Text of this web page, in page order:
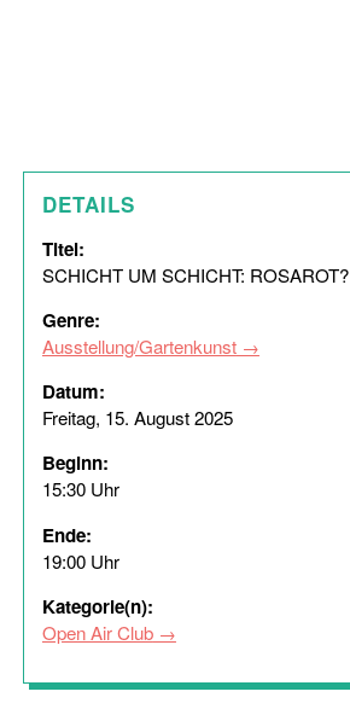
DETAILS
Titel:
SCHICHT UM SCHICHT: ROSAROT?
Genre:
Ausstellung/Gartenkunst
Datum:
Freitag, 15. August 2025
Beginn:
15:30 Uhr
Ende:
19:00 Uhr
Kategorie(n):
Open Air Club